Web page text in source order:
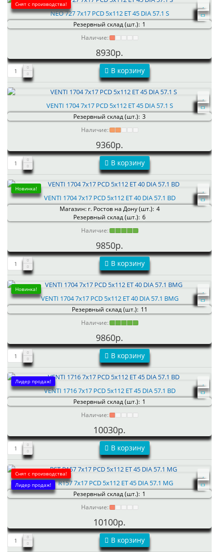
Снят с производства!
NEO 727 7x17 PCD 5x112 ET 45 DIA 57.1 S
Резервный склад (шт.): 1
Наличие:
8930р.
В корзину
VENTI 1704 7x17 PCD 5x112 ET 45 DIA 57.1 S
Резервный склад (шт.): 3
Наличие:
9360р.
В корзину
Новинка!
VENTI 1704 7x17 PCD 5x112 ET 40 DIA 57.1 BD
Магазин: г. Ростов на Дону (шт.): 4
Резервный склад (шт.): 6
Наличие:
9850р.
В корзину
Новинка!
VENTI 1704 7x17 PCD 5x112 ET 40 DIA 57.1 BMG
Резервный склад (шт.): 11
Наличие:
9860р.
В корзину
Лидер продаж!
VENTI 1716 7x17 PCD 5x112 ET 45 DIA 57.1 BD
Резервный склад (шт.): 1
Наличие:
10030р.
В корзину
Снят с производства!
Лидер продаж!RST R157 7x17 PCD 5x112 ET 45 DIA 57.1 MG
Резервный склад (шт.): 1
Наличие:
10100р.
В корзину